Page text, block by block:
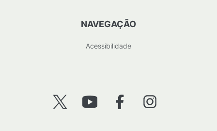
NAVEGAÇÃO
Acessibilidade